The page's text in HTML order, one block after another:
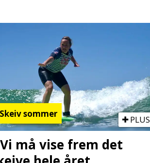
Skeiv sommer
PLUS
må vise frem det